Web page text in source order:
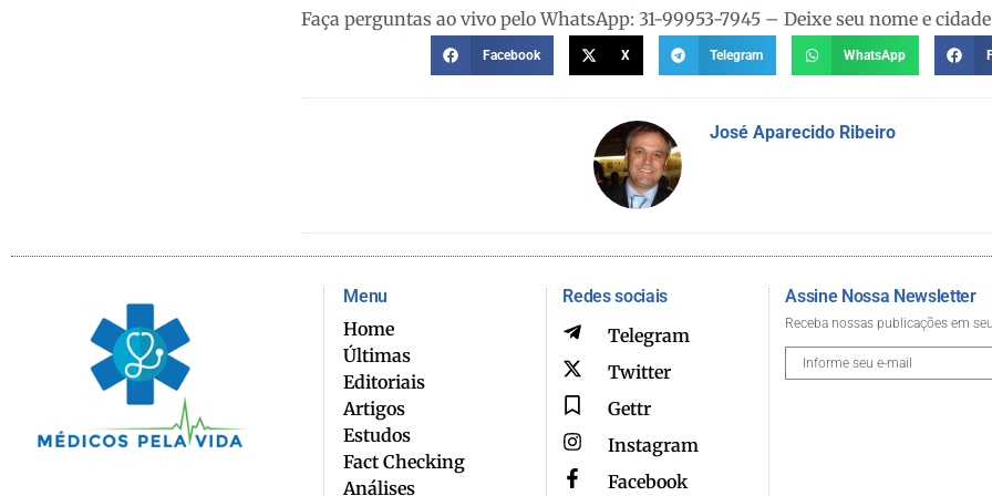
Faça perguntas ao vivo pelo WhatsApp: 31-99953-7945 – Deixe seu nome e cidade
Facebook X Telegram WhatsApp
José Aparecido Ribeiro
Menu
Home
Últimas
Editoriais
Artigos
Estudos
Fact Checking
Análises
Redes sociais
Telegram
Twitter
Gettr
Instagram
Facebook
Assine Nossa Newsletter
Receba nossas publicações em